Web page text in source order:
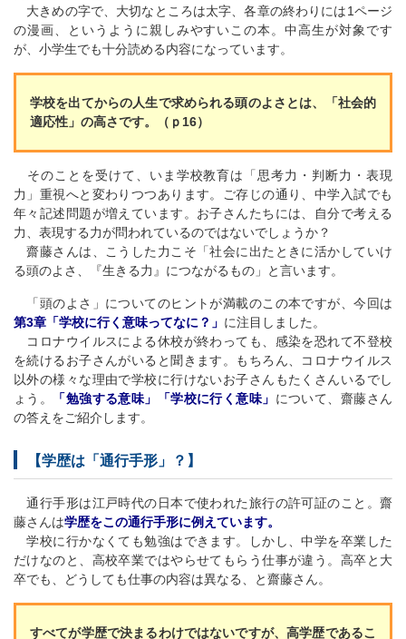
大きめの字で、大切なところは太字、各章の終わりには1ページ
の漫画、というように親しみやすいこの本。中高生が対象です
が、小学生でも十分読める内容になっています。
学校を出てからの人生で求められる頭のよさとは、「社会的
適応性」の高さです。（ｐ16）
そのことを受けて、いま学校教育は「思考力・判断力・表現
力」重視へと変わりつつあります。ご存じの通り、中学入試でも
年々記述問題が増えています。お子さんたちには、自分で考える
力、表現する力が問われているのではないでしょうか？
齋藤さんは、こうした力こそ「社会に出たときに活かしていけ
る頭のよさ、『生きる力』につながるもの」と言います。
「頭のよさ」についてのヒントが満載のこの本ですが、今回は
第3章「学校に行く意味ってなに？」 に注目しました。
コロナウイルスによる休校が終わっても、感染を恐れて不登校
を続けるお子さんがいると聞きます。もちろん、コロナウイルス
以外の様々な理由で学校に行けないお子さんもたくさんいるでし
ょう。
「勉強する意味」「学校に行く意味」 について、齋藤さん
の答えをご紹介します。
【学歴は「通行手形」？】
通行手形は江戸時代の日本で使われた旅行の許可証のこと。齋
藤さんは学歴をこの通行手形に例えています。
学校に行かなくても勉強はできます。しかし、中学を卒業した
だけなのと、高校卒業ではやらせてもらう仕事が違う。高卒と大
卒でも、どうしても仕事の内容は異なる、と齋藤さん。
すべてが学歴で決まるわけではないですが、高学歴であるこ